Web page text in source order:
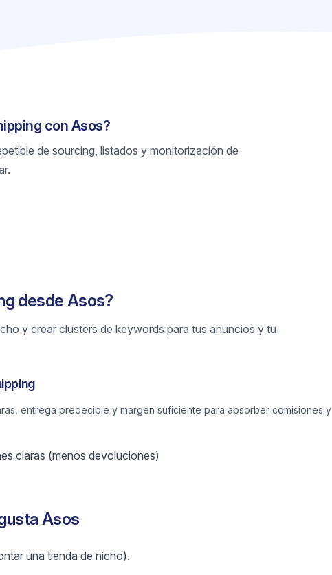
con Asos?
de sourcing, listados y monitorización de
desde Asos?
y crear clusters de keywords para tus anuncios y tu
entrega predecible y margen suficiente para absorber comisiones y
claras (menos devoluciones)
Asos
una tienda de nicho).